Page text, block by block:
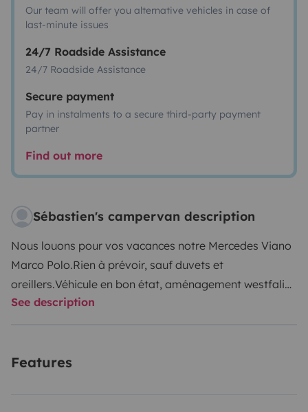
Our team will offer you alternative vehicles in case of
last-minute issues
24/7 Roadside Assistance
24/7 Roadside Assistance
Secure payment
Pay in instalments to a secure third-party payment
partner
Find out more
Sébastien's campervan description
Nous louons pour vos vacances notre Mercedes Viano
Marco Polo.Rien à prévoir, sauf duvets et
oreillers.Véhicule en bon état, aménagement westfalia
d'origine de qualité.
conduit comme une berline. Les kilomètres passent
See description
Features